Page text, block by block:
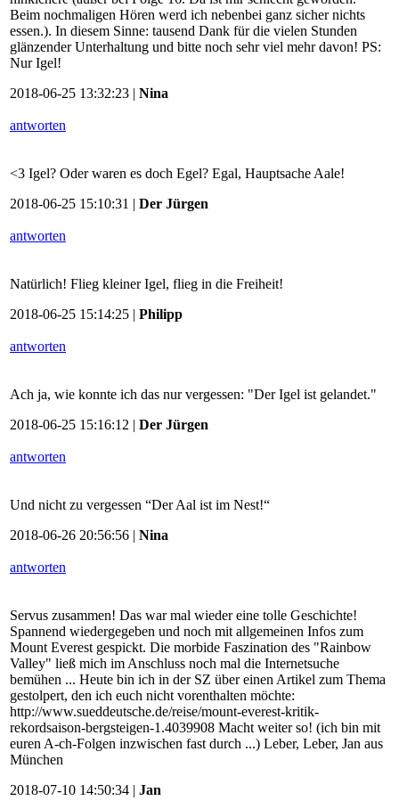
Beim nochmaligen Hören werd ich nebenbei ganz sicher nichts
essen.). In diesem Sinne: tausend Dank für die vielen Stunden
glänzender Unterhaltung und bitte noch sehr viel mehr davon! PS:
Nur Igel!
2018-06-25 13:32:23 | Nina
antworten
<3 Igel? Oder waren es doch Egel? Egal, Hauptsache Aale!
2018-06-25 15:10:31 | Der Jürgen
antworten
Natürlich! Flieg kleiner Igel, flieg in die Freiheit!
2018-06-25 15:14:25 | Philipp
antworten
Ach ja, wie konnte ich das nur vergessen: "Der Igel ist gelandet."
2018-06-25 15:16:12 | Der Jürgen
antworten
Und nicht zu vergessen “Der Aal ist im Nest!“
2018-06-26 20:56:56 | Nina
antworten
Servus zusammen! Das war mal wieder eine tolle Geschichte!
Spannend wiedergegeben und noch mit allgemeinen Infos zum
Mount Everest gespickt. Die morbide Faszination des "Rainbow
Valley" ließ mich im Anschluss noch mal die Internetsuche
bemühen ... Heute bin ich in der SZ über einen Artikel zum Thema
gestolpert, den ich euch nicht vorenthalten möchte:
http://www.sueddeutsche.de/reise/mount-everest-kritik-
rekordsaison-bergsteigen-1.4039908 Macht weiter so! (ich bin mit
euren A-ch-Folgen inzwischen fast durch ...) Leber, Leber, Jan aus
München
2018-07-10 14:50:34 | Jan